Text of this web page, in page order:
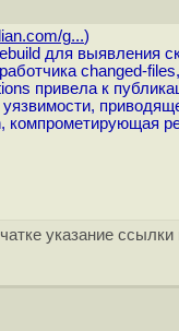
g...)
для выявления
changed-
привела к
компрометирующая
указание